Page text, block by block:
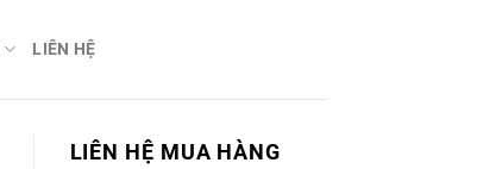
LIÊN HỆ
LIÊN HỆ MUA HÀNG